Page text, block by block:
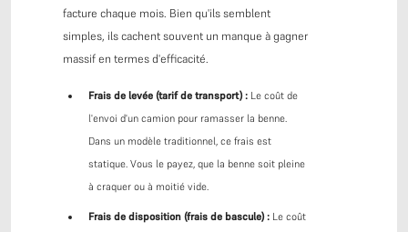
facture chaque mois. Bien qu'ils semblent
simples, ils cachent souvent un manque à gagner
massif en termes d'efficacité.
Frais de levée (tarif de transport) : Le coût de
l'envoi d'un camion pour ramasser la benne.
Dans un modèle traditionnel, ce frais est
statique. Vous le payez, que la benne soit pleine
à craquer ou à moitié vide.
Frais de disposition (frais de bascule) : Le coût